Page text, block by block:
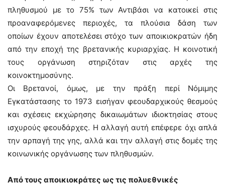
πληθυσμού με το 75% των Αντιβάσι να κατοικεί στις
προαναφερόμενες περιοχές, τα πλούσια δάση των
οποίων έχουν αποτελέσει στόχο των αποικιοκρατών ήδη
από την εποχή της βρετανικής κυριαρχίας. Η κοινοτική
τους οργάνωση στηριζόταν στις αρχές της
κοινοκτημοσύνης.
Οι Βρετανοί, όμως, με την πράξη περί Νόμιμης
Εγκατάστασης το 1973 εισήγαν φεουδαρχικούς θεσμούς
και σχέσεις εκχώρησης δικαιωμάτων ιδιοκτησίας στους
ισχυρούς φεουδάρχες. Η αλλαγή αυτή επέφερε όχι απλά
την αρπαγή της γης, αλλά και την αλλαγή στις δομές της
κοινωνικής οργάνωσης των πληθυσμών.
Από τους αποικιοκράτες ως τις πολυεθνικές